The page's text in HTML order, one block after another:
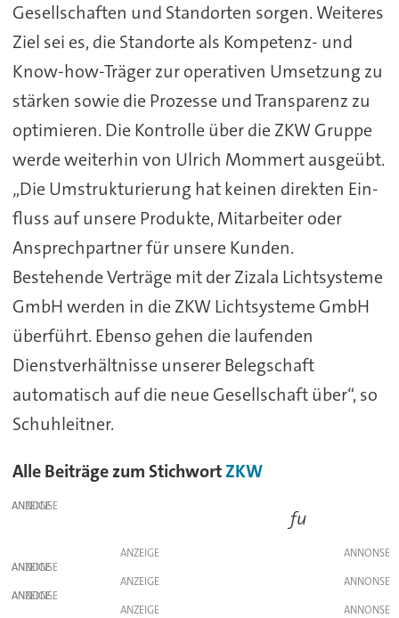
Gesellschaften und Standorten sorgen. Weiteres
Ziel sei es, die Standorte als Kompetenz- und
Know-how-Träger zur operativen Umsetzung zu
stärken sowie die Prozesse und Transparenz zu
optimieren. Die Kontrolle über die ZKW Gruppe
werde weiterhin von Ulrich Mommert ausgeübt.
„Die Umstrukturierung hat keinen direkten Ein-
fluss auf unsere Produkte, Mitarbeiter oder
Ansprechpartner für unsere Kunden.
Bestehende Verträge mit der Zizala Lichtsysteme
GmbH werden in die ZKW Lichtsysteme GmbH
überführt. Ebenso gehen die laufenden
Dienstverhältnisse unserer Belegschaft
automatisch auf die neue Gesellschaft über“, so
Schuhleitner.
Alle Beiträge zum StichwortZKW
ANZEIGE
fu
ANZEIGE
ANZEIGE
ANZEIGE
ANZEIGE
ANZEIGE